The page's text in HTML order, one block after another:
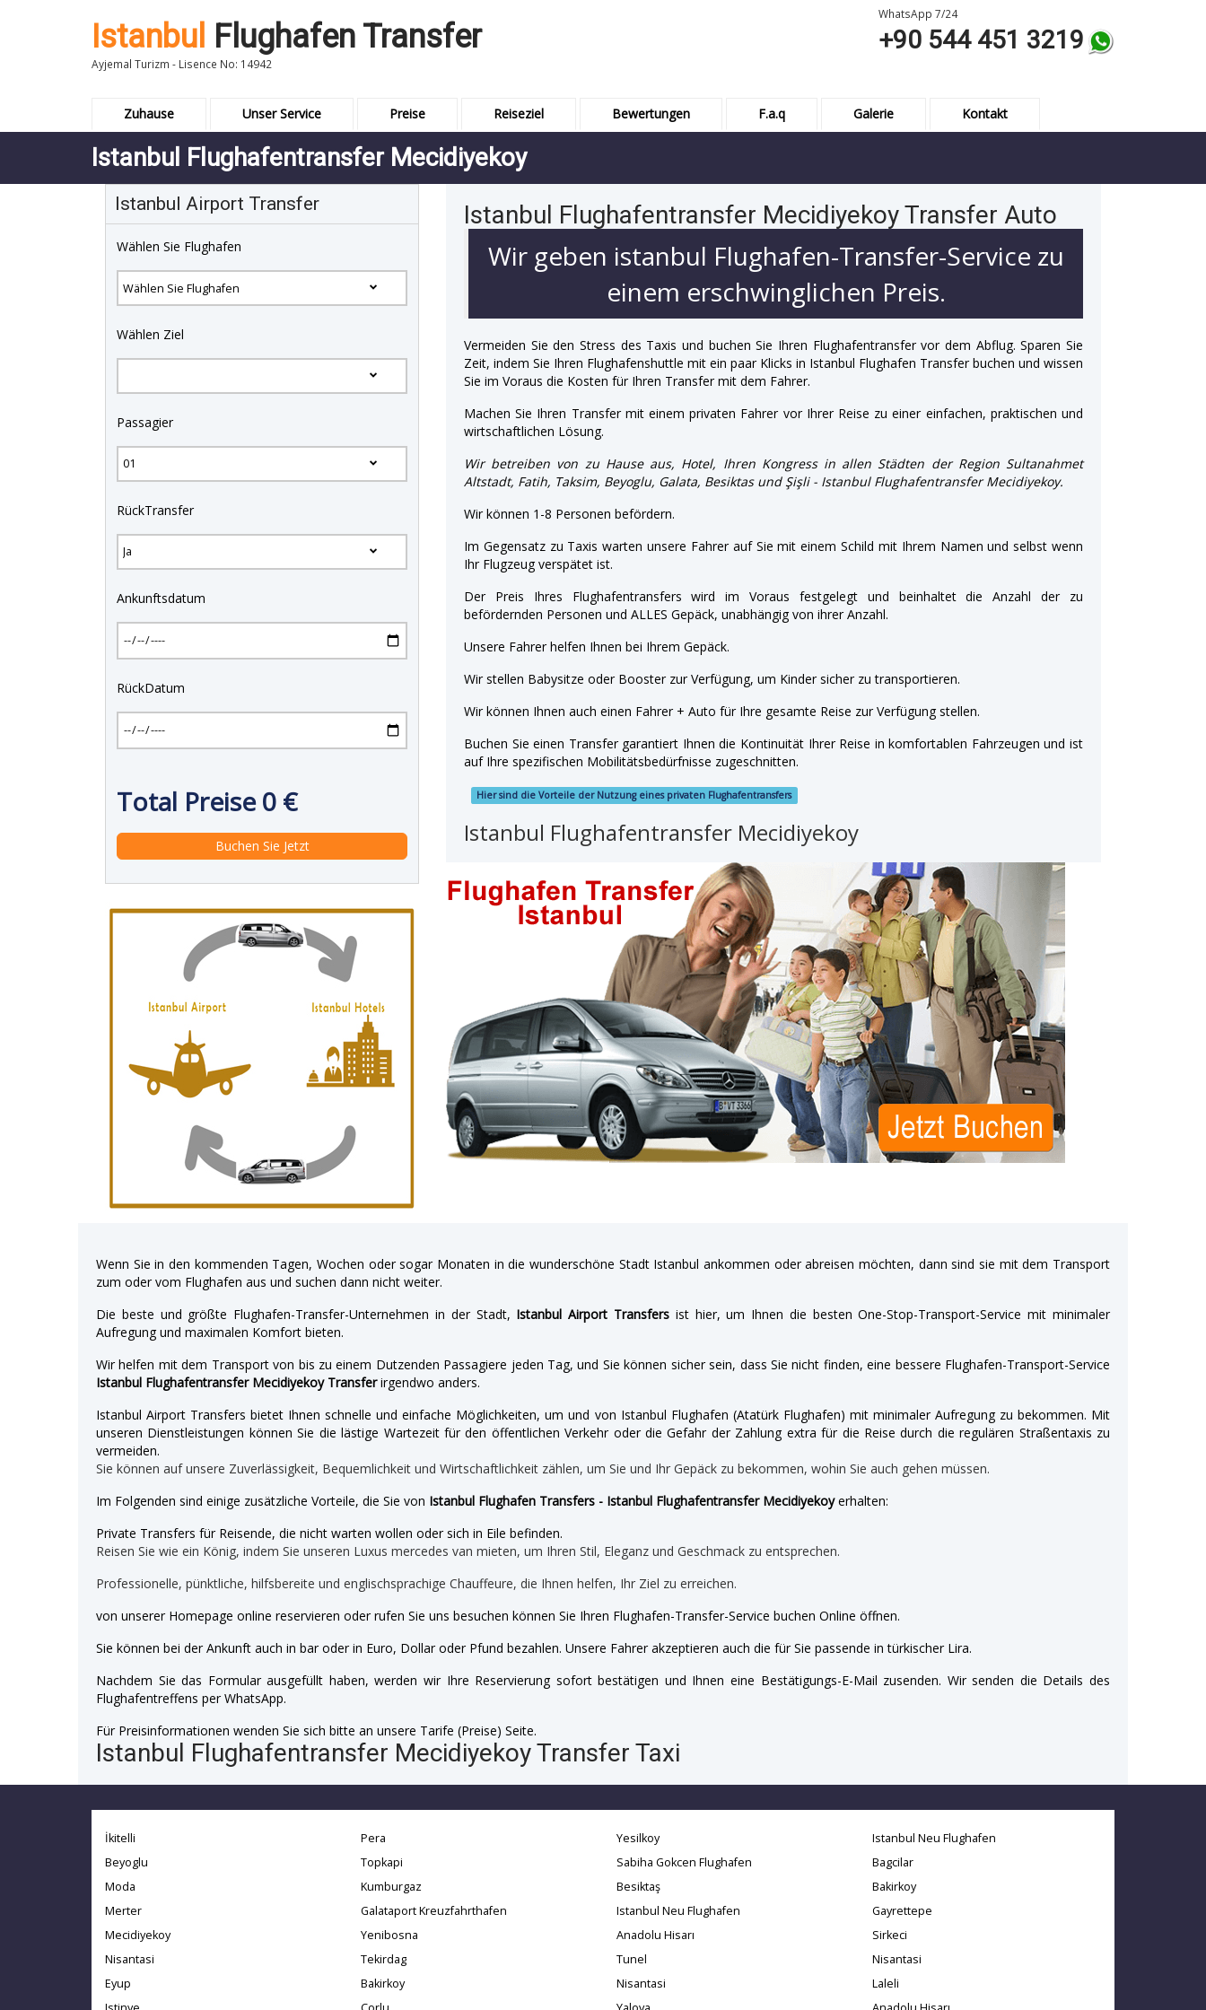
Istanbul Flughafen Transfer
Ayjemal Turizm - Lisence No: 14942
WhatsApp 7/24
+90 544 451 3219
Zuhause Unser Service Preise Reiseziel Bewertungen F.a.q Galerie Kontakt
Istanbul Flughafentransfer Mecidiyekoy
Istanbul Airport Transfer
Wählen Sie Flughafen
Wählen Ziel
Passagier
RückTransfer
Ankunftsdatum
RückDatum
Total Preise0 €
Istanbul Flughafentransfer Mecidiyekoy Transfer Auto
Wir geben istanbul Flughafen-Transfer-Service zu
einem erschwinglichen Preis.
Vermeiden Sie den Stress des Taxis und buchen Sie Ihren Flughafentransfer vor dem Abflug. Sparen Sie
Zeit, indem Sie Ihren Flughafenshuttle mit ein paar Klicks in Istanbul Flughafen Transfer buchen und wissen
Sie im Voraus die Kosten für Ihren Transfer mit dem Fahrer.
Machen Sie Ihren Transfer mit einem privaten Fahrer vor Ihrer Reise zu einer einfachen, praktischen und
wirtschaftlichen Lösung.
Wir betreiben von zu Hause aus, Hotel, Ihren Kongress in allen Städten der Region Sultanahmet
Altstadt, Fatih, Taksim, Beyoglu, Galata, Besiktas und Şişli - Istanbul Flughafentransfer Mecidiyekoy.
Wir können 1-8 Personen befördern.
Im Gegensatz zu Taxis warten unsere Fahrer auf Sie mit einem Schild mit Ihrem Namen und selbst wenn
Ihr Flugzeug verspätet ist.
Der Preis Ihres Flughafentransfers wird im Voraus festgelegt und beinhaltet die Anzahl der zu
befördernden Personen und ALLES Gepäck, unabhängig von ihrer Anzahl.
Unsere Fahrer helfen Ihnen bei Ihrem Gepäck.
Wir stellen Babysitze oder Booster zur Verfügung, um Kinder sicher zu transportieren.
Wir können Ihnen auch einen Fahrer + Auto für Ihre gesamte Reise zur Verfügung stellen.
Buchen Sie einen Transfer garantiert Ihnen die Kontinuität Ihrer Reise in komfortablen Fahrzeugen und ist
auf Ihre spezifischen Mobilitätsbedürfnisse zugeschnitten.
Hier sind die Vorteile der Nutzung eines privaten Flughafentransfers
Istanbul Flughafentransfer Mecidiyekoy
Wenn Sie in den kommenden Tagen, Wochen oder sogar Monaten in die wunderschöne Stadt Istanbul ankommen oder abreisen möchten, dann sind sie mit dem Transport
zum oder vom Flughafen aus und suchen dann nicht weiter.
Die beste und größte Flughafen-Transfer-Unternehmen in der Stadt, Istanbul Airport Transfersist hier, um Ihnen die besten One-Stop-Transport-Service mit minimaler
Aufregung und maximalen Komfort bieten.
Wir helfen mit dem Transport von bis zu einem Dutzenden Passagiere jeden Tag, und Sie können sicher sein, dass Sie nicht finden, eine bessere Flughafen-Transport-Service
Istanbul Flughafentransfer Mecidiyekoy Transferirgendwo anders.
Istanbul Airport Transfers bietet Ihnen schnelle und einfache Möglichkeiten, um und von Istanbul Flughafen (Atatürk Flughafen) mit minimaler Aufregung zu bekommen. Mit
unseren Dienstleistungen können Sie die lästige Wartezeit für den öffentlichen Verkehr oder die Gefahr der Zahlung extra für die Reise durch die regulären Straßentaxis zu
vermeiden.
Sie können auf unsere Zuverlässigkeit, Bequemlichkeit und Wirtschaftlichkeit zählen, um Sie und Ihr Gepäck zu bekommen, wohin Sie auch gehen müssen.
Im Folgenden sind einige zusätzliche Vorteile, die Sie von Istanbul Flughafen Transfers - Istanbul Flughafentransfer Mecidiyekoyerhalten:
Private Transfers für Reisende, die nicht warten wollen oder sich in Eile befinden.
Reisen Sie wie ein König, indem Sie unseren Luxus mercedes van mieten, um Ihren Stil, Eleganz und Geschmack zu entsprechen.
Professionelle, pünktliche, hilfsbereite und englischsprachige Chauffeure, die Ihnen helfen, Ihr Ziel zu erreichen.
von unserer Homepage online reservieren oder rufen Sie uns besuchen können Sie Ihren Flughafen-Transfer-Service buchen Online öffnen.
Sie können bei der Ankunft auch in bar oder in Euro, Dollar oder Pfund bezahlen. Unsere Fahrer akzeptieren auch die für Sie passende in türkischer Lira.
Nachdem Sie das Formular ausgefüllt haben, werden wir Ihre Reservierung sofort bestätigen und Ihnen eine Bestätigungs-E-Mail zusenden. Wir senden die Details des
Flughafentreffens per WhatsApp.
Für Preisinformationen wenden Sie sich bitte an unsere Tarife (Preise) Seite.
Istanbul Flughafentransfer Mecidiyekoy Transfer Taxi
İkitelli
Beyoglu
Moda
Merter
Mecidiyekoy
Nisantasi
Eyup
Pera
Topkapi
Kumburgaz
Galataport Kreuzfahrthafen
Yenibosna
Tekirdag
Bakirkoy
Yesilkoy
Sabiha Gokcen Flughafen
Besiktaş
Istanbul Neu Flughafen
Anadolu Hisarı
Tunel
Nisantasi
Istanbul Neu Flughafen
Bagcilar
Bakirkoy
Gayrettepe
Sirkeci
Nisantasi
Laleli